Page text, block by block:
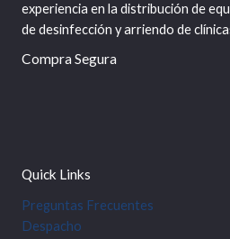
experiencia en la distribución de
de desinfección y arriendo de
Compra Segura
Quick Links
Preguntas Frecuentes
Despacho